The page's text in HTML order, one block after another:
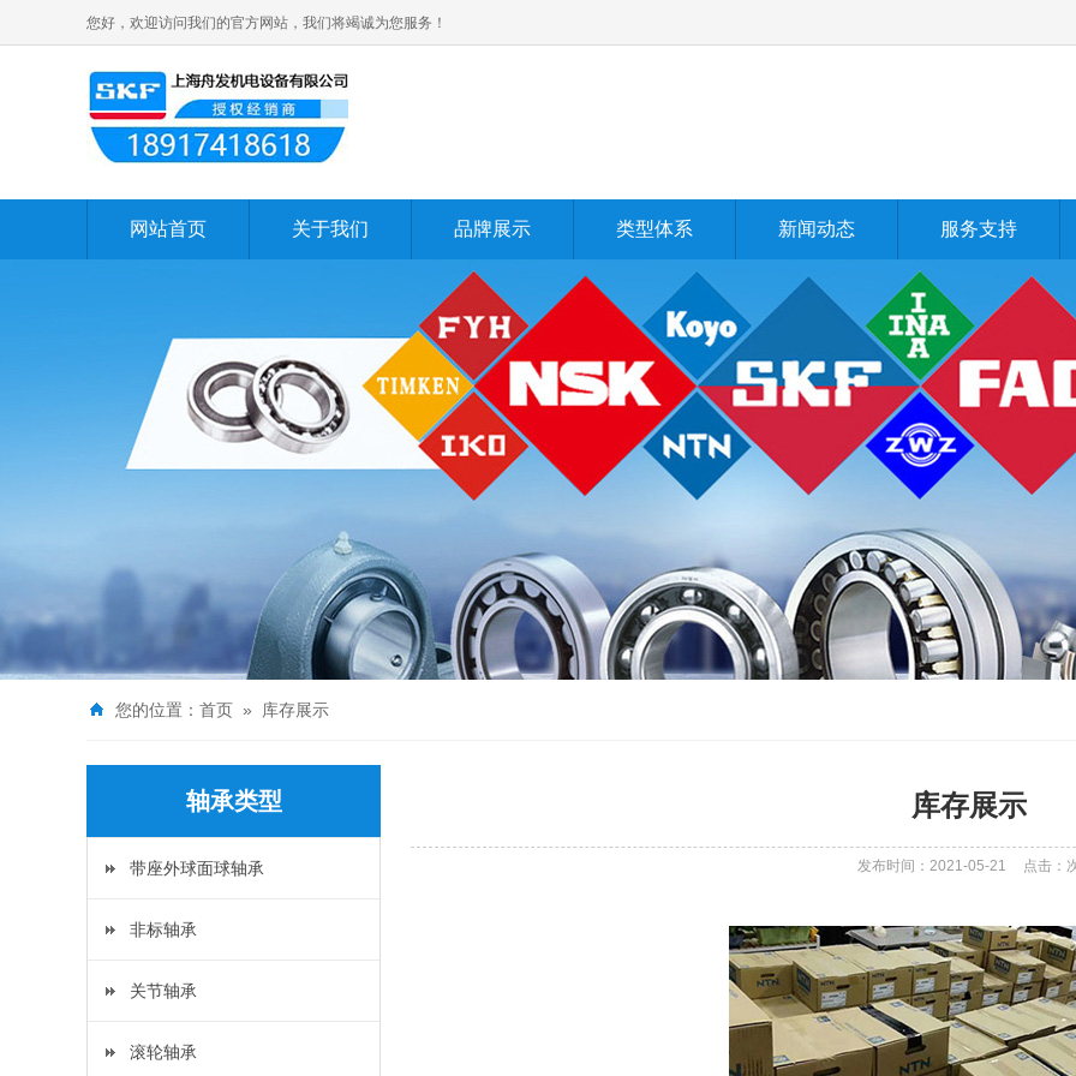
您好，欢迎访问我们的官方网站，我们将竭诚为您服务！
网站首页 关于我们 品牌展示 类型体系 新闻动态 服务支持
您的位置： 首页 » 库存展示
轴承类型
带座外球面球轴承
非标轴承
关节轴承
滚轮轴承
库存展示
发布时间：2021-05-21 点击：